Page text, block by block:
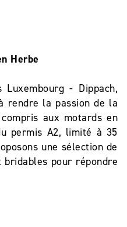
Herbe
Luxembourg - Dippach,
rendre la passion de la
aux motards en
permis A2, limité à 35
une sélection de
pour répondre